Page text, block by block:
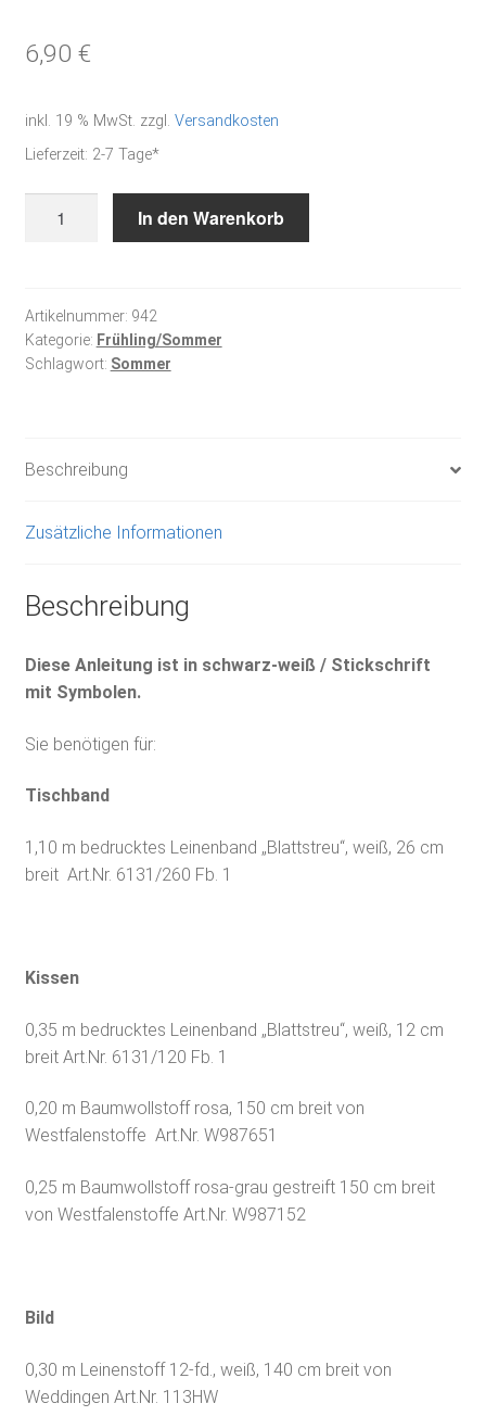
6,90 €
inkl. 19 % MwSt. zzgl. Versandkosten
Lieferzeit: 2-7 Tage*
Menge
In den Warenkorb
Artikelnummer: 942
Kategorie: Frühling/Sommer
Schlagwort: Sommer
Beschreibung
Zusätzliche Informationen
Beschreibung
Diese Anleitung ist in schwarz-weiß / Stickschrift
mit Symbolen.
Sie benötigen für:
Tischband
1,10 m bedrucktes Leinenband „Blattstreu“, weiß, 26 cm
breit Art.Nr. 6131/260 Fb. 1
Kissen
0,35 m bedrucktes Leinenband „Blattstreu“, weiß, 12 cm
breit Art.Nr. 6131/120 Fb. 1
0,20 m Baumwollstoff rosa, 150 cm breit von
Westfalenstoffe Art.Nr. W987651
0,25 m Baumwollstoff rosa-grau gestreift 150 cm breit
von Westfalenstoffe Art.Nr. W987152
Bild
0,30 m Leinenstoff 12-fd., weiß, 140 cm breit von
Weddingen Art.Nr. 113HW